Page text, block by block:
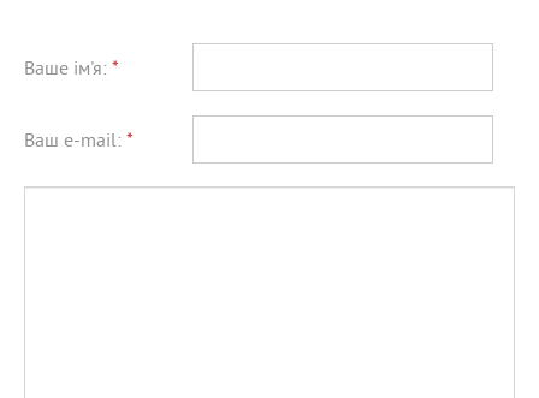
Ваше ім'я: *
Ваш e-mail: *